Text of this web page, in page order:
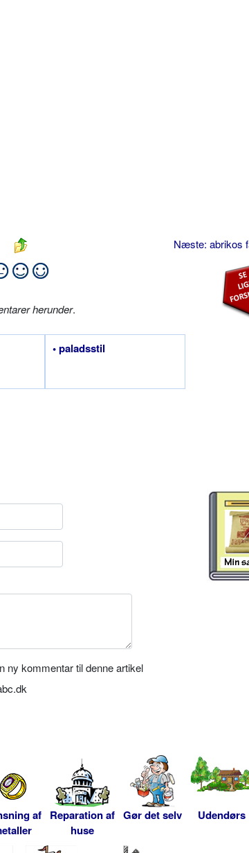
Næste: abrikos
herunder.
• paladsstil
ny kommentar til denne artikel
af Reparation af
huse
Gør det selv Udendørs